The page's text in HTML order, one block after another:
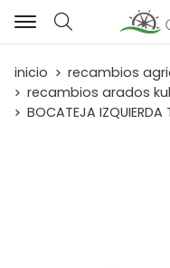
Buscar
inicio recambios
recambios arados
BOCATEJA IZQUIERDA